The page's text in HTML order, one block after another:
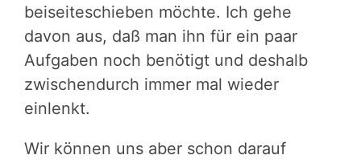
beiseiteschieben möchte. Ich gehe
davon aus, daß man ihn für ein paar
Aufgaben noch benötigt und deshalb
zwischendurch immer mal wieder
einlenkt.
Wir können uns aber schon darauf